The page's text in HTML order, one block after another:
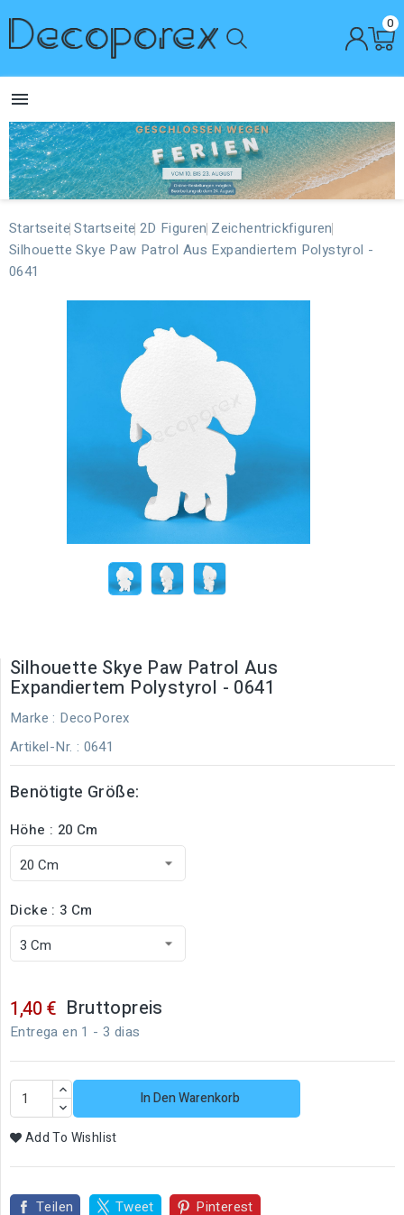
0

Startseite Startseite 2D Figuren Zeichentrickfiguren
Silhouette Skye Paw Patrol Aus Expandiertem Polystyrol -
0641
Silhouette Skye Paw Patrol Aus
Expandiertem Polystyrol - 0641
Marke : DecoPorex
Artikel-Nr. : 0641
Benötigte Größe:
Höhe : 20 Cm
Dicke : 3 Cm
1,40 € Bruttopreis
Entrega en 1 - 3 dias
In Den Warenkorb
Add To Wishlist
Teilen Tweet Pinterest